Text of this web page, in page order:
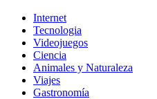
Internet
Tecnologia
Videojuegos
Ciencia
Animales y Naturaleza
Viajes
Gastronomía